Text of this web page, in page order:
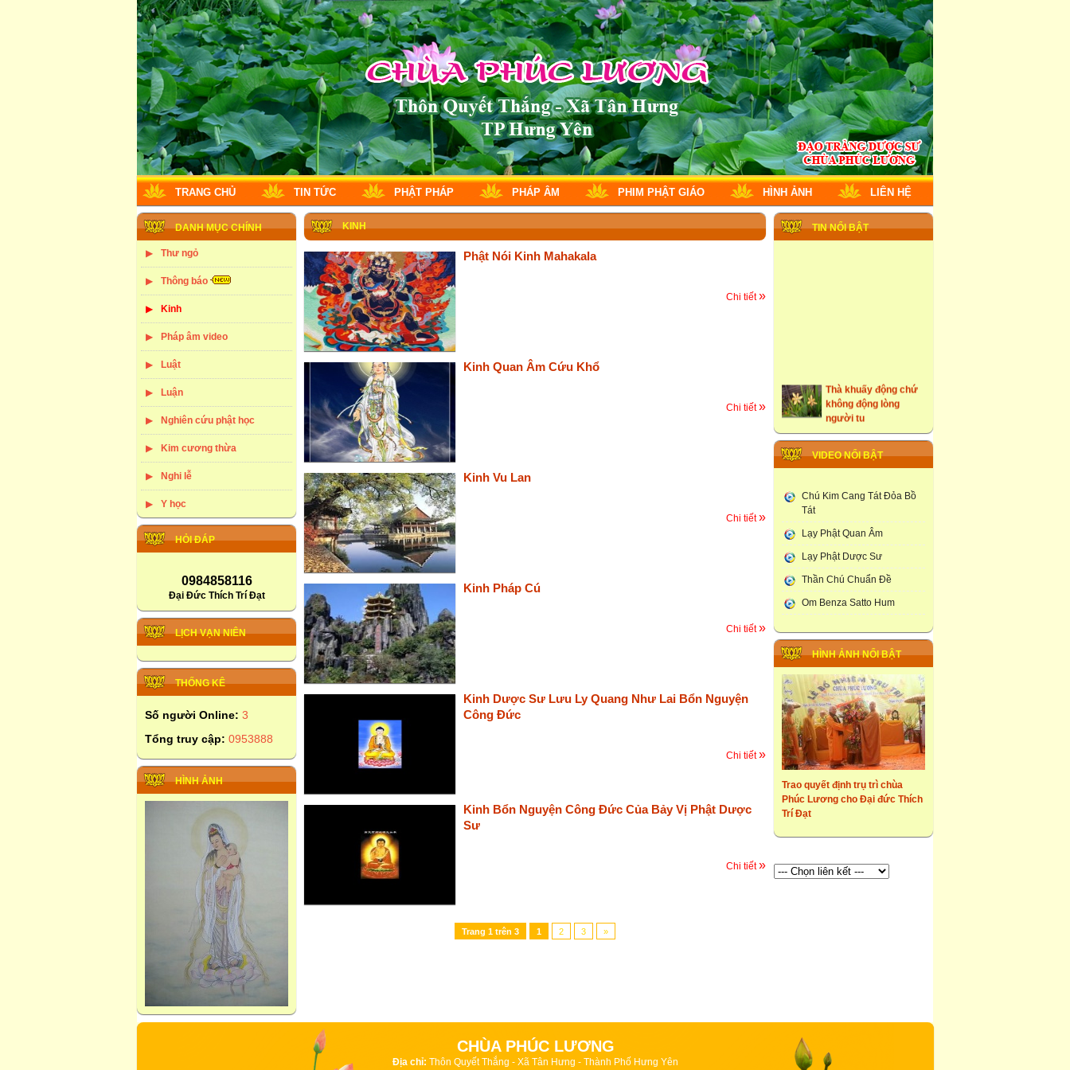
TRANG CHỦ TIN TỨC PHẬT PHÁP PHÁP ÂM PHIM PHẬT GIÁO HÌNH ẢNH LIÊN HỆ
DANH MỤC CHÍNH
Thư ngỏ
Thông báo
Kinh
Pháp âm video
Luật
Luận
Nghiên cứu phật học
Kim cương thừa
Nghi lễ
Y học
HỎI ĐÁP
0984858116
Đại Đức Thích Trí Đạt
LỊCH VẠN NIÊN
THỐNG KÊ
Số người Online: 3
Tổng truy cập: 0953888
HÌNH ẢNH
KINH
Phật Nói Kinh Mahakala
Chi tiết»
Kinh Quan Âm Cứu Khổ
Chi tiết»
Kinh Vu Lan
Chi tiết»
Kinh Pháp Cú
Chi tiết»
Kinh Dược Sư Lưu Ly Quang Như Lai Bổn Nguyện
Công Đức
Chi tiết»
Kinh Bổn Nguyện Công Đức Của Bảy Vị Phật Dược
Sư
Chi tiết»
Trang 1 trên 3 1 2 3 »
TIN NỔI BẬT
Thà khuấy động chứ
không động lòng
người tu
những ngôi cổ tự tại
Hưng Yên
Nhìn Phật Giao
Đám Tang Theo
Truyền Thống Phật
Giao
Học Viện Phật Giao
larung ga
Thạt Luống -Tháp Của
Lào
Chùa Phúc Lương :
Tổ Chức Lễ Khai Đàn
Dược Sư Thất Châu
VIDEO NỔI BẬT
Chú Kim Cang Tát Đỏa Bồ
Tát
Lạy Phật Quan Âm
Lạy Phật Dược Sư
Thần Chú Chuẩn Đề
Om Benza Satto Hum
HÌNH ẢNH NỔI BẬT
Trao quyết định trụ trì chùa
Phúc Lương cho Đại đức Thích
Trí Đạt
CHÙA PHÚC LƯƠNG
Địa chỉ: Thôn Quyết Thắng - Xã Tân Hưng - Thành Phố Hưng Yên